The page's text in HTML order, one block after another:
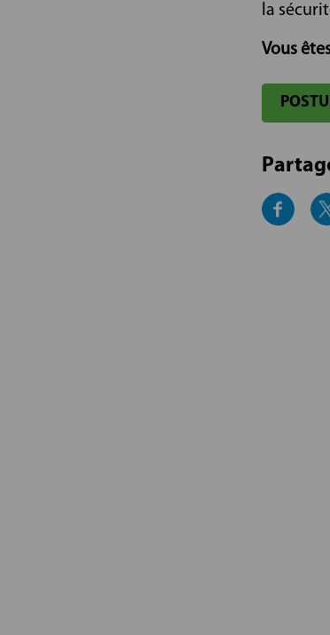
la
Vous